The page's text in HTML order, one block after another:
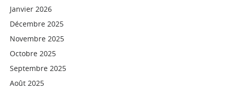
Janvier 2026
Décembre 2025
Novembre 2025
Octobre 2025
Septembre 2025
Août 2025